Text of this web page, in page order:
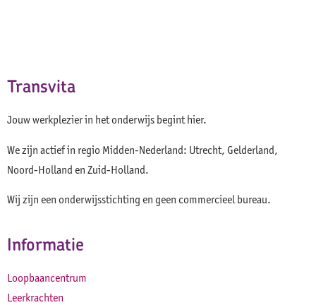
Transvita
Jouw werkplezier in het onderwijs begint hier.
We zijn actief in regio Midden-Nederland: Utrecht, Gelderland,
Noord-Holland en Zuid-Holland.
Wij zijn een onderwijsstichting en geen commercieel bureau.
Informatie
Loopbaancentrum
Leerkrachten